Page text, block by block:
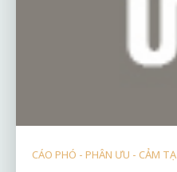
CÁO PHÓ - PHÂN ƯU - CẢM TẠ